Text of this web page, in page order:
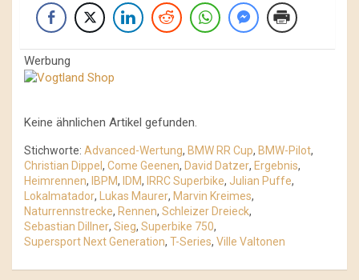
Werbung
Keine ähnlichen Artikel gefunden.
Stichworte: Advanced-Wertung, BMW RR Cup, BMW-Pilot,
Christian Dippel , Come Geenen, David Datzer, Ergebnis,
Heimrennen, IBPM, IDM, IRRC Superbike, Julian Puffe,
Lokalmatador, Lukas Maurer, Marvin Kreimes,
Naturrennstrecke, Rennen, Schleizer Dreieck,
Sebastian Dillner, Sieg, Superbike 750,
Supersport Next Generation, T-Series, Ville Valtonen